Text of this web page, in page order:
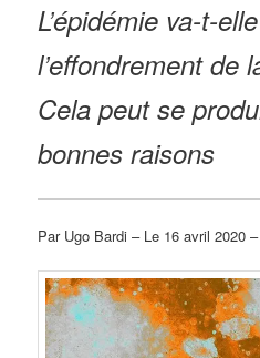
L’épidémie va-t-
l’effondrement de
Cela peut se
bonnes raisons
Par Ugo Bardi – Le 16 avril 2020